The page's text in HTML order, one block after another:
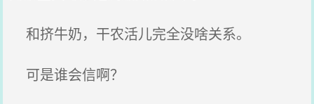
和挤牛奶，干农活儿完全没啥关系。
可是谁会信啊？